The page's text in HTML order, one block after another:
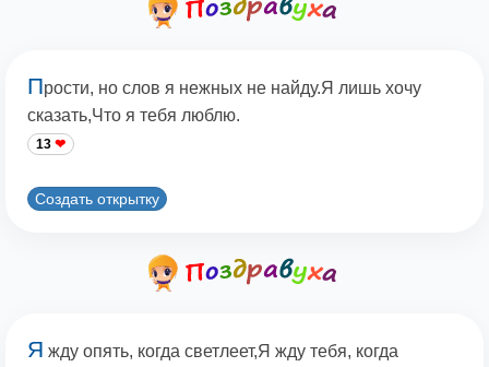
Прости, но слов я нежных не найду.Я лишь хочу
сказать,Что я тебя люблю.
13
Создать открытку
Я жду опять, когда светлеет,Я жду тебя, когда